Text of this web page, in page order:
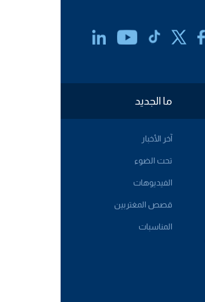
ما الجديد
آخر الأخبار
تحت الضوء
الفيديوهات
قصص المغتربين
المناسبات